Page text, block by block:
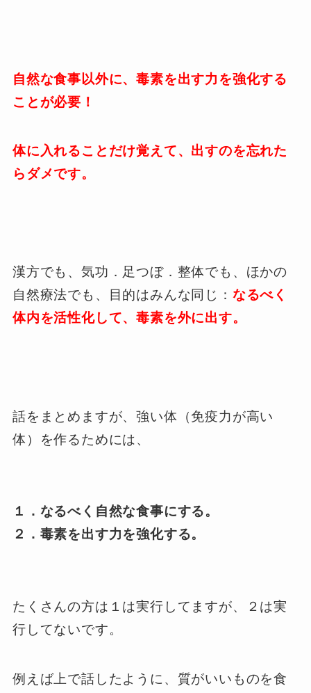
自然な食事以外に、毒素を出す力を強化する
ことが必要！
体に入れることだけ覚えて、 出すのを忘れた
らダメです。
漢方でも、気功．足つぼ．整体でも、ほかの
自然療法でも、目的はみんな同じ： なるべく
体内を活性化して、毒素を外に出す。
話をまとめますが、強い体（免疫力が高い
体）を作るためには、
１．なるべく自然な食事にする。
２．毒素を出す力を強化する。
たくさんの方は１は実行してますが、２は実
行してないです。
例えば上で話したように、質がいいものを食